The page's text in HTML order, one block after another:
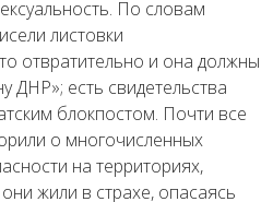
По словам
листовки
отвратительно и она должны
ДНР»; есть свидетельства
блокпостом. Почти все
о многочисленных
на территориях,
жили в страхе, опасаясь